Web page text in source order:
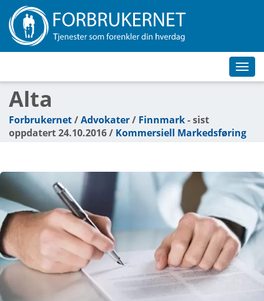
Alta
Forbrukernet/Advokater/ Finnmark- sist
oppdatert 24.10.2016 / Kommersiell Markedsføring